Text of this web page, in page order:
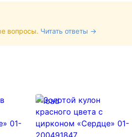
вопросы. Читать ответы →